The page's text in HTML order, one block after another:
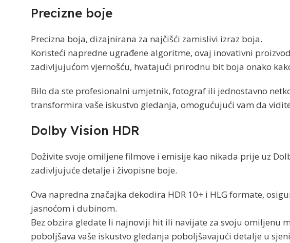
Precizne boje
Precizna boja, dizajnirana za najčišći zamislivi izraz boja.
Koristeći napredne ugrađene algoritme, ovaj inovativni
zadivljujućom vjernošću, hvatajući prirodnu bit boja onako
Bilo da ste profesionalni umjetnik, fotograf ili jednostavno
transformira vaše iskustvo gledanja, omogućujući vam da
Dolby Vision HDR
Doživite svoje omiljene filmove i emisije kao nikada prije uz
zadivljujuće detalje i živopisne boje.
Ova napredna značajka dekodira HDR 10+ i HLG formate,
jasnoćom i dubinom.
Bez obzira gledate li najnoviji hit ili navijate za svoju omiljenu
poboljšava vaše iskustvo gledanja poboljšavajući detalje u